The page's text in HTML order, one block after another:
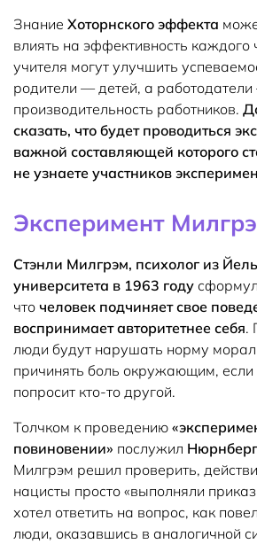
Знание Хоторнского эффекта
влиять на эффективность каждого
учителя могут улучшить
родители — детей, а
производительность работников.
сказать, что будет проводиться
важной составляющей которого
не узнаете участников
Эксперимент
Стэнли Милгрэм, психолог из
университета в 1963 году
что человек подчиняет свое
воспринимает авторитетнее себя.
люди будут нарушать норму
причинять боль окружающим, если
попросит кто-то другой.
Толчком к проведению
повиновении» послужил
Милгрэм решил проверить,
нацисты просто «выполняли
хотел ответить на вопрос, как
люди, оказавшись в аналогичной